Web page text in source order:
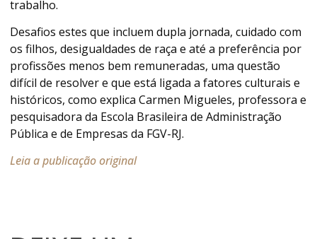
trabalho.
Desafios estes que incluem dupla jornada, cuidado com
os filhos, desigualdades de raça e até a preferência por
profissões menos bem remuneradas, uma questão
difícil de resolver e que está ligada a fatores culturais e
históricos, como explica Carmen Migueles, professora e
pesquisadora da Escola Brasileira de Administração
Pública e de Empresas da FGV-RJ.
Leia a publicação original